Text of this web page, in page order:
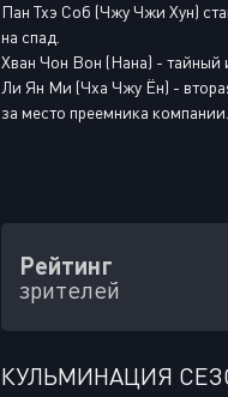
Пан Тхэ Соб (Чжу Чжи Хун)
на спад.
Хван Чон Вон (Нана) - тайный
Ли Ян Ми (Чха Чжу Ён) -
за место преемника компании.
Рейтинг
зрителей
КУЛЬМИНАЦИЯ